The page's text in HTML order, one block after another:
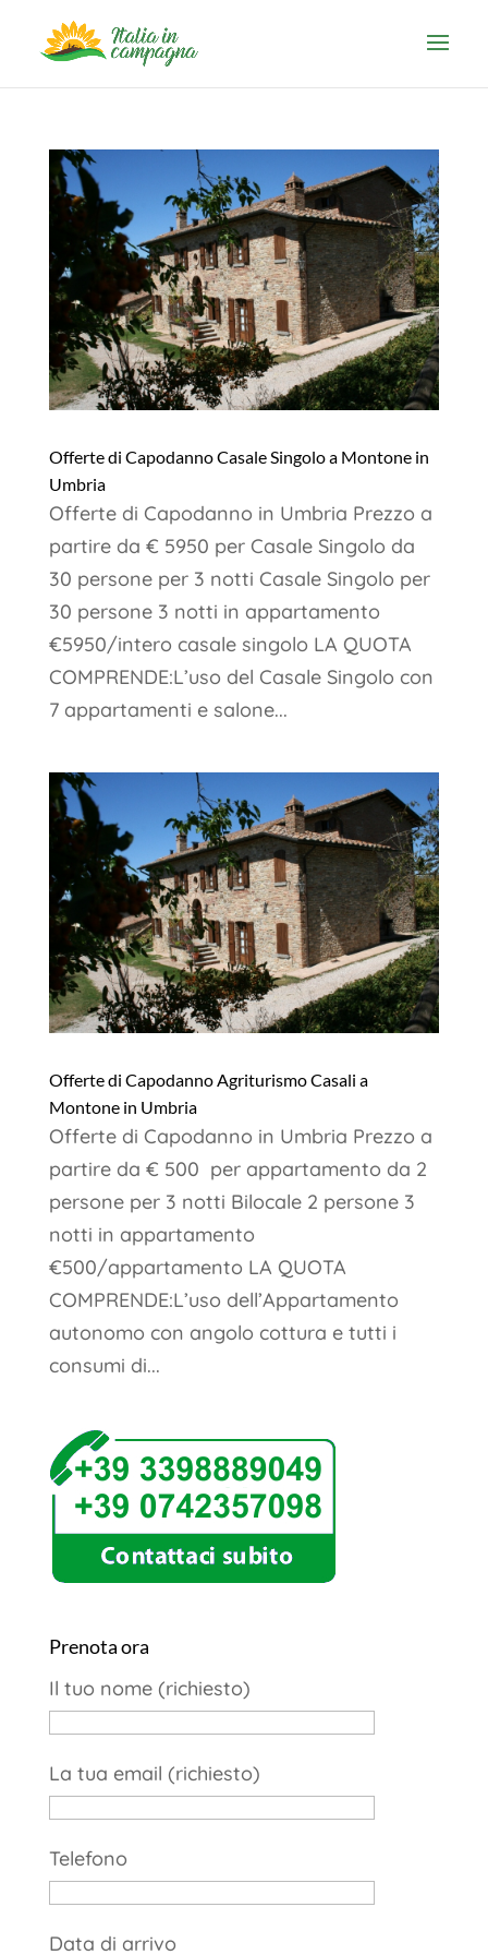
Offerte di Capodanno Casale Singolo a Montone in
Umbria
Offerte di Capodanno in Umbria Prezzo a
partire da € 5950 per Casale Singolo da
30 persone per 3 notti Casale Singolo per
30 persone 3 notti in appartamento
€5950/intero casale singolo LA QUOTA
COMPRENDE:L’uso del Casale Singolo con
7 appartamenti e salone...
Offerte di Capodanno Agriturismo Casali a
Montone in Umbria
Offerte di Capodanno in Umbria Prezzo a
partire da € 500 per appartamento da 2
persone per 3 notti Bilocale 2 persone 3
notti in appartamento
€500/appartamento LA QUOTA
COMPRENDE:L’uso dell’Appartamento
autonomo con angolo cottura e tutti i
consumi di...
Prenota ora
Il tuo nome (richiesto)
La tua email (richiesto)
Telefono
Data di arrivo